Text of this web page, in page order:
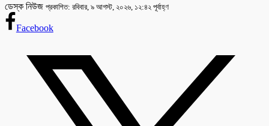
ডেস্ক নিউজ প্রকাশিত: রবিবার, ৯ আগস্ট, ২০২৬, ১২:৪২ পূর্বাহ্ণ
Facebook